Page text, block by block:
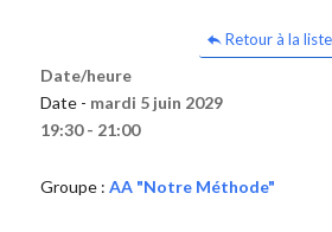
Retour à la
Date/heure
Date - mardi 5 juin 2029
19:30 - 21:00
Groupe : AA "Notre Méthode"